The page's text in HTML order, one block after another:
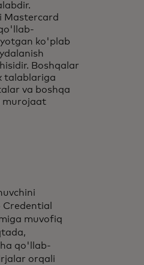
Mastercard
ko'plab
Boshqalar
talablariga
va boshqa
murojaat
muvofiq
qo'llab-
orqali